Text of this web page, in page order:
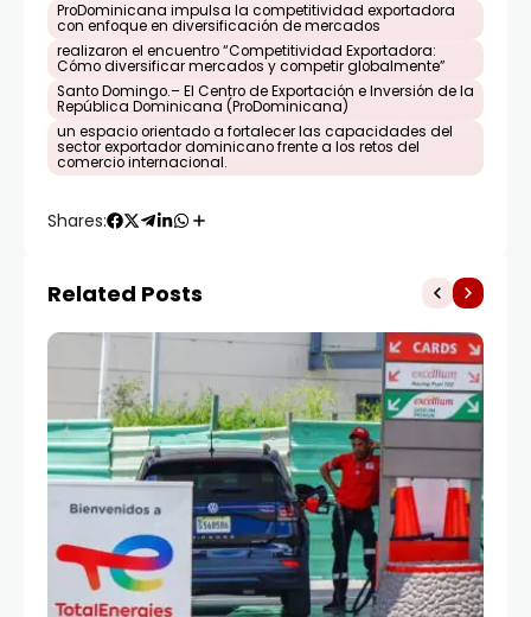
ProDominicana impulsa la competitividad exportadora
con enfoque en diversificación de mercados
realizaron el encuentro “Competitividad Exportadora:
Cómo diversificar mercados y competir globalmente”
Santo Domingo.– El Centro de Exportación e Inversión de la
República Dominicana (ProDominicana)
un espacio orientado a fortalecer las capacidades del
sector exportador dominicano frente a los retos del
comercio internacional.
Shares:
Related Posts